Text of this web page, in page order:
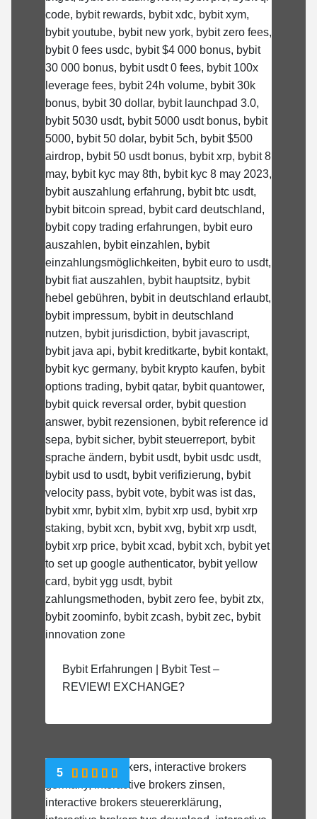
Bybit Erfahrungen | Bybit Test –
REVIEW! EXCHANGE?
5